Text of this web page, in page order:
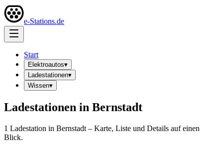
e-Stations.de
Start
Elektroautos▾
Ladestationen▾
Wissen▾
Ladestationen in Bernstadt
1 Ladestation in Bernstadt – Karte, Liste und Details auf einen
Blick.